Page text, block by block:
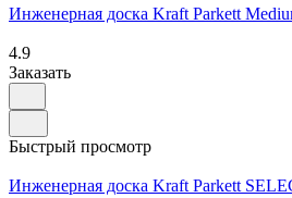
Инженерная доска Kraft Parkett
4.9
Заказать
Быстрый просмотр
Инженерная доска Kraft Parkett